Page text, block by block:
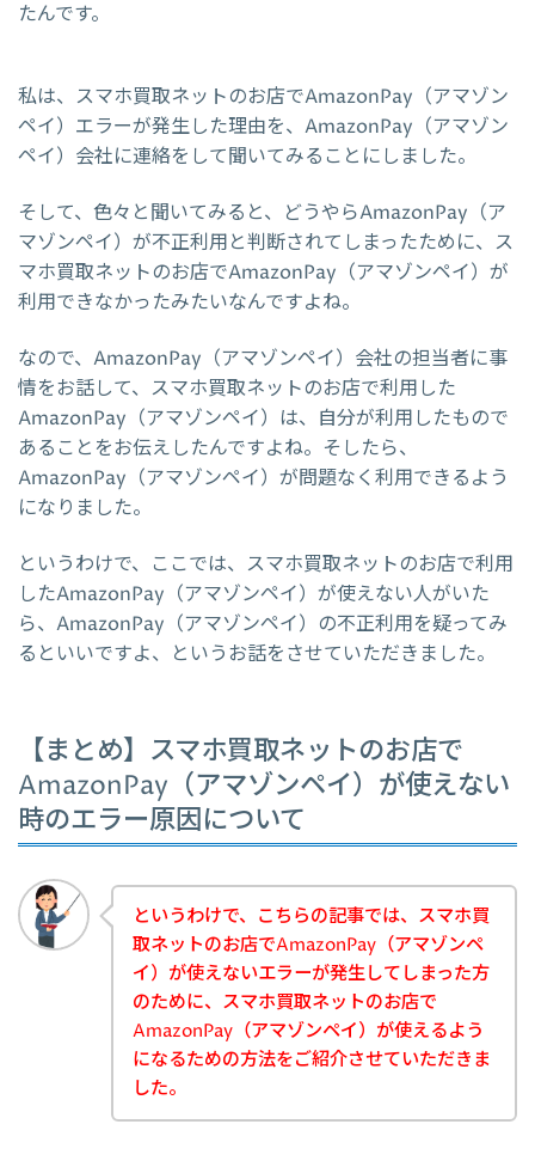
たんです。
私は、スマホ買取ネットのお店でAmazonPay（アマゾン
ペイ）エラーが発生した理由を、AmazonPay（アマゾン
ペイ）会社に連絡をして聞いてみることにしました。
そして、色々と聞いてみると、どうやらAmazonPay（ア
マゾンペイ）が不正利用と判断されてしまったために、ス
マホ買取ネットのお店でAmazonPay（アマゾンペイ）が
利用できなかったみたいなんですよね。
なので、AmazonPay（アマゾンペイ）会社の担当者に事
情をお話して、スマホ買取ネットのお店で利用した
AmazonPay（アマゾンペイ）は、自分が利用したもので
あることをお伝えしたんですよね。そしたら、
AmazonPay（アマゾンペイ）が問題なく利用できるよう
になりました。
というわけで、ここでは、スマホ買取ネットのお店で利用
したAmazonPay（アマゾンペイ）が使えない人がいた
ら、AmazonPay（アマゾンペイ）の不正利用を疑ってみ
るといいですよ、というお話をさせていただきました。
【まとめ】スマホ買取ネットのお店で
AmazonPay（アマゾンペイ）が使えない
時のエラー原因について
というわけで、こちらの記事では、スマホ買
取ネットのお店でAmazonPay（アマゾンペ
イ）が使えないエラーが発生してしまった方
のために、スマホ買取ネットのお店で
AmazonPay（アマゾンペイ）が使えるよう
になるための方法をご紹介させていただきま
した。